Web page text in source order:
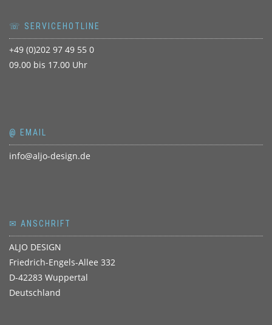
☏ SERVICEHOTLINE
+49 (0)202 97 49 55 0
09.00 bis 17.00 Uhr
@ EMAIL
info@aljo-design.de
✉ ANSCHRIFT
ALJO DESIGN
Friedrich-Engels-Allee 332
D-42283 Wuppertal
Deutschland